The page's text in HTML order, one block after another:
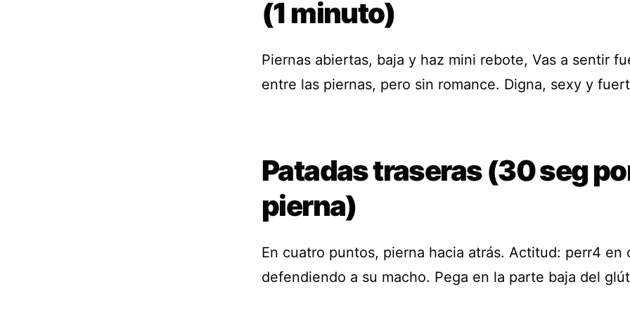
(1 minuto)
Piernas abiertas, baja y haz mini rebote, Vas a sentir
entre las piernas, pero sin romance. Digna, sexy y
Patadas traseras (30 seg
pierna)
En cuatro puntos, pierna hacia atrás. Actitud: perr4 en
defendiendo a su macho. Pega en la parte baja del